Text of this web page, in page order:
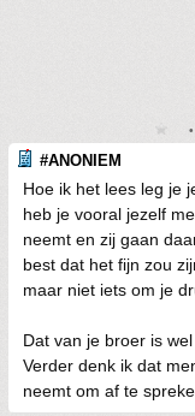
#ANONIEM
Hoe ik het lees leg je
heb je vooral jezelf
neemt en zij gaan
best dat het fijn zou
maar niet iets om je
Dat van je broer is
Verder denk ik dat
neemt om af te